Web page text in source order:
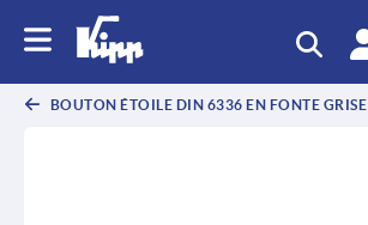
BOUTON ÉTOILE DIN 6336 EN FONTE GRISE